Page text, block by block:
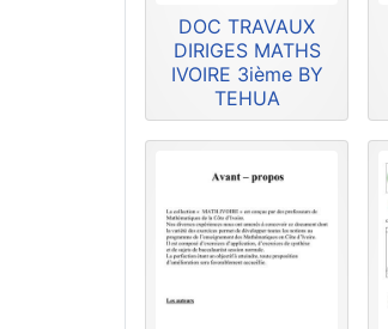
DOC TRAVAUX
DIRIGES MATHS
IVOIRE 3ième BY
TEHUA